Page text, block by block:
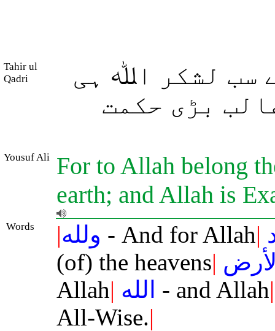
Tahir ul
Qadri
سب لشکر اﷲ ہی
بڑی حکمت
Yousuf Ali
For to Allah belong
earth; and Allah is
Words |ولله - And for Allah|
(of) the heavens|
Allah| الله - and Allah|
All-Wise.|